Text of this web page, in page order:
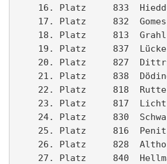
16. Platz     833
17. Platz     832
18. Platz     813
19. Platz     837
20. Platz     827
21. Platz     838
22. Platz     818
23. Platz     817
24. Platz     830
25. Platz     816
26. Platz     828
27. Platz     840